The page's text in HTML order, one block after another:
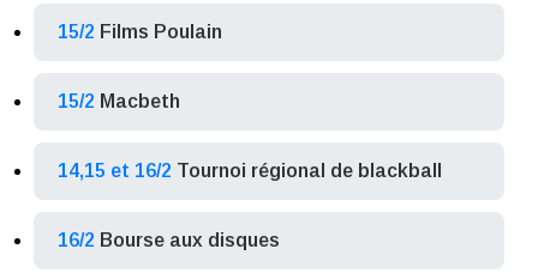
15/2 Films Poulain
15/2 Macbeth
14,15 et 16/2 Tournoi régional de blackball
16/2 Bourse aux disques